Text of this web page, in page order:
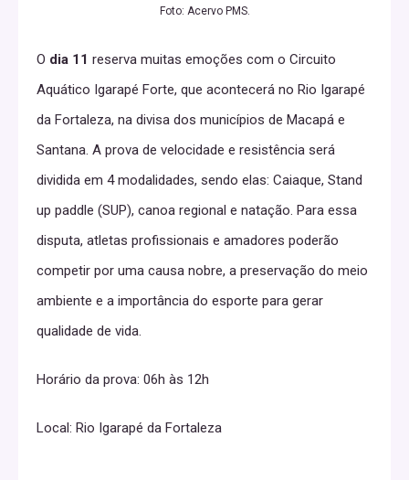
Foto: Acervo PMS.
O dia 11 reserva muitas emoções com o Circuito
Aquático Igarapé Forte, que acontecerá no Rio Igarapé
da Fortaleza, na divisa dos municípios de Macapá e
Santana. A prova de velocidade e resistência será
dividida em 4 modalidades, sendo elas: Caiaque, Stand
up paddle (SUP), canoa regional e natação. Para essa
disputa, atletas profissionais e amadores poderão
competir por uma causa nobre, a preservação do meio
ambiente e a importância do esporte para gerar
qualidade de vida.
Horário da prova: 06h às 12h
Local: Rio Igarapé da Fortaleza